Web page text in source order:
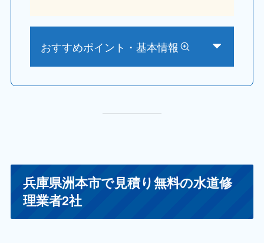
おすすめポイント・基本情報
兵庫県洲本市で見積り無料の水道修
理業者2社